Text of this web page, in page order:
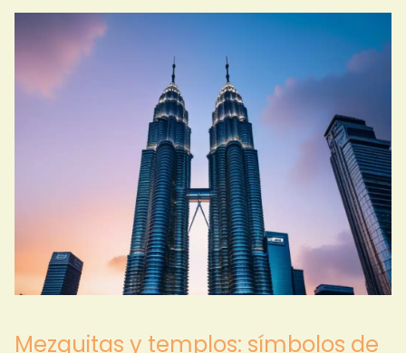
Mezquitas y templos: símbolos de